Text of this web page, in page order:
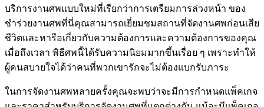
บริการงานศพแบบใหม่ที่เรียกว่าการเตรียมการล่วงหน้า ของ
ชำร่วยงานศพที่นี่คุณสามารถเยี่ยมชมสถานที่จัดงานศพก่อนเสีย
ชีวิตและหารือเกี่ยวกับความต้องการและความต้องการของคุณ
เมื่อถึงเวลา พิธีศพนี้ได้รับความนิยมมากขึ้นเรื่อย ๆ เพราะทำให้
ผู้คนสบายใจได้ว่าคนที่พวกเขารักจะไม่ต้องแบกรับภาระ
ในการจัดงานศพหลายครั้งคุณจะพบว่าจะมีการกำหนดแพ็คเกจ